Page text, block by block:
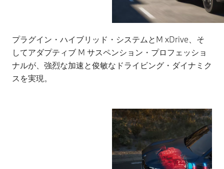
プラグイン・ハイブリッド・システムとM xDrive、そ
してアダプティブ M サスペンション・プロフェッショ
ナルが、強烈な加速と俊敏なドライビング・ダイナミク
スを実現。